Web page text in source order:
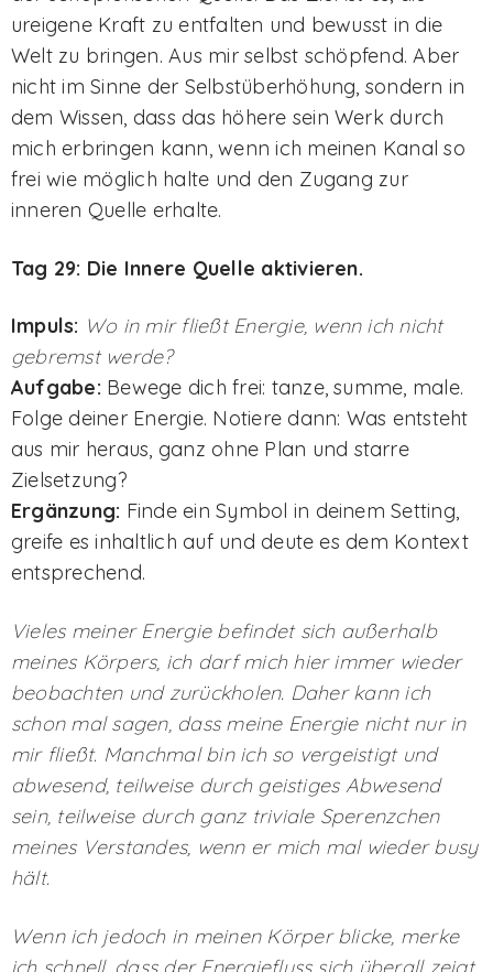
ureigene Kraft zu entfalten und bewusst in die
Welt zu bringen. Aus mir selbst schöpfend. Aber
nicht im Sinne der Selbstüberhöhung, sondern in
dem Wissen, dass das höhere sein Werk durch
mich erbringen kann, wenn ich meinen Kanal so
frei wie möglich halte und den Zugang zur
inneren Quelle erhalte.
Tag 29: Die Innere Quelle aktivieren.
Impuls: Wo in mir fließt Energie, wenn ich nicht
gebremst werde?
Aufgabe: Bewege dich frei: tanze, summe, male.
Folge deiner Energie. Notiere dann: Was entsteht
aus mir heraus, ganz ohne Plan und starre
Zielsetzung?
Ergänzung: Finde ein Symbol in deinem Setting,
greife es inhaltlich auf und deute es dem Kontext
entsprechend.
Vieles meiner Energie befindet sich außerhalb
meines Körpers, ich darf mich hier immer wieder
beobachten und zurückholen. Daher kann ich
schon mal sagen, dass meine Energie nicht nur in
mir fließt. Manchmal bin ich so vergeistigt und
abwesend, teilweise durch geistiges Abwesend
sein, teilweise durch ganz triviale Sperenzchen
meines Verstandes, wenn er mich mal wieder busy
hält.
Wenn ich jedoch in meinen Körper blicke, merke